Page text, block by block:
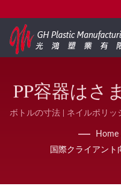
PP容器はさ
経て好評を
ム印刷ネイ
ボトルの寸法 | ネイルポリ
Home
国際クライアント